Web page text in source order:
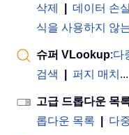
삭제
데이터 손
식을 사용하지 않
슈퍼 VLookup:다
검색
퍼지 매치 ...
고급 드롭다운 목
롭다운 목록
다